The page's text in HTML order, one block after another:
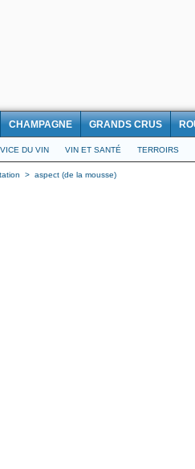
CHAMPAGNE GRANDS CRUS
DU VIN VIN ET SANTÉ TERROIRS
> aspect (de la mousse)